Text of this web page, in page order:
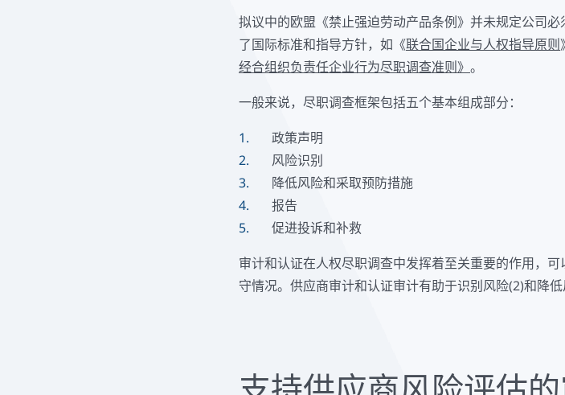
拟议中的欧盟《禁止强迫劳动产品条例》并未规定公司
了国际标准和指导方针，如《联合国企业与人权指导原则
经合组织负责任企业行为尽职调查准则》 。
一般来说，尽职调查框架包括五个基本组成部分：
政策声明
风险识别
降低风险和采取预防措施
报告
促进投诉和补救
审计和认证在人权尽职调查中发挥着至关重要的作用，
守情况。供应商审计和认证审计有助于识别风险(2)和降低